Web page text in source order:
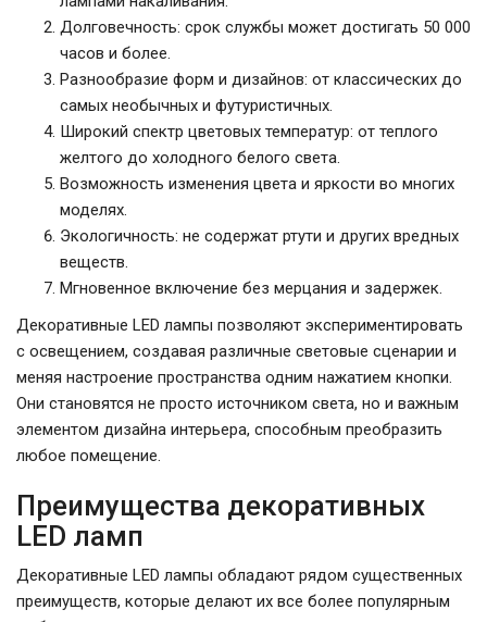
Долговечность: срок службы может достигать 50 000
часов и более.
Разнообразие форм и дизайнов: от классических до
самых необычных и футуристичных.
Широкий спектр цветовых температур: от теплого
желтого до холодного белого света.
Возможность изменения цвета и яркости во многих
моделях.
Экологичность: не содержат ртути и других вредных
веществ.
Мгновенное включение без мерцания и задержек.
Декоративные LED лампы позволяют экспериментировать
с освещением, создавая различные световые сценарии и
меняя настроение пространства одним нажатием кнопки.
Они становятся не просто источником света, но и важным
элементом дизайна интерьера, способным преобразить
любое помещение.
Преимущества декоративных
LED ламп
Декоративные LED лампы обладают рядом существенных
преимуществ, которые делают их все более популярным